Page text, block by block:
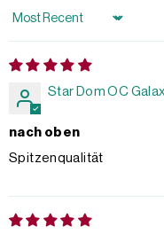
Sort by
Star Dom OC
nach oben
Spitzenqualität